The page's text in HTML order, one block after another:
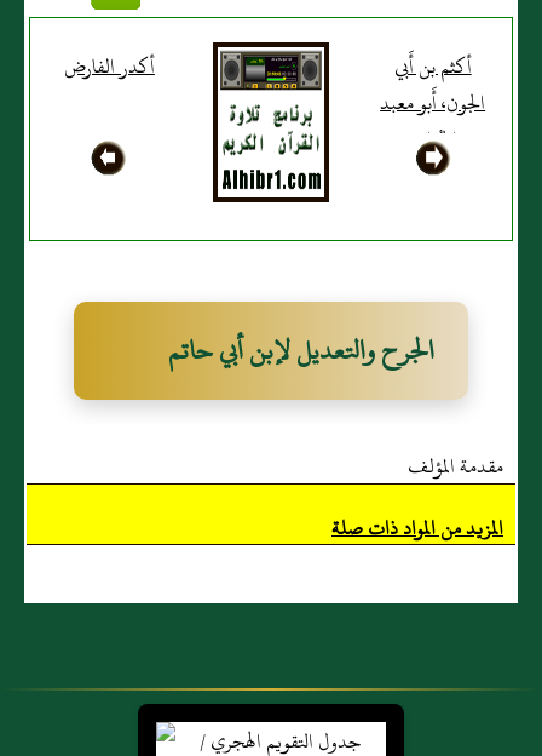
أكثم بن أَبي
الجون، أَبو معبد
الخُزاعي
أكدر الفارض
الجرح والتعديل لإبن أبي حاتم
مقدمة المؤلف
المزيد من المواد ذات صلة